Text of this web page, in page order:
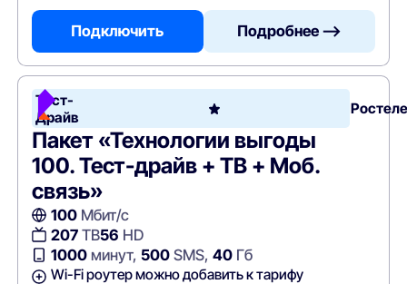
Подключить Подробнее —>
Тест-
Драйв
Пакет «Технологии выгоды
100. Тест-драйв + ТВ + Моб.
связь»
100Мбит/с
207ТВ56 HD
1000минут, 500SMS, 40Гб
Wi-Fi роутер можно добавить к тарифу